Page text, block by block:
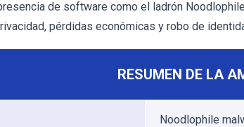
de software como el ladrón
pérdidas económicas y robo de
RESUMEN DE LA
Noodlophile